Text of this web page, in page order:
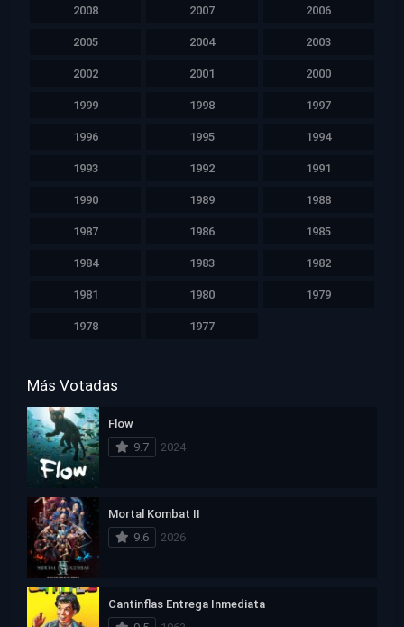
2008 2007 2006
2005 2004 2003
2002 2001 2000
1999 1998 1997
1996 1995 1994
1993 1992 1991
1990 1989 1988
1987 1986 1985
1984 1983 1982
1981 1980 1979
1978 1977
Más Votadas
Flow
9.7
2024
Mortal Kombat II
9.6
2026
Cantinflas Entrega Inmediata